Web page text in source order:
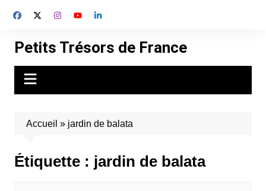
Petits Trésors de France
Accueil » jardin de balata
Étiquette : jardin de balata